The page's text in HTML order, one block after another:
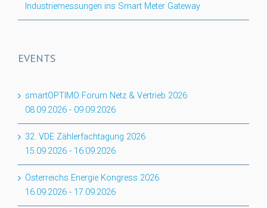
Industriemessungen ins Smart Meter Gateway
EVENTS
smartOPTIMO Forum Netz & Vertrieb 2026
08.09.2026 - 09.09.2026
32. VDE Zählerfachtagung 2026
15.09.2026 - 16.09.2026
Österreichs Energie Kongress 2026
16.09.2026 - 17.09.2026